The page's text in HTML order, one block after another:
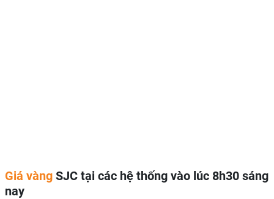
Giá vàng SJC tại các hệ thống vào lúc 8h30 sáng
nay